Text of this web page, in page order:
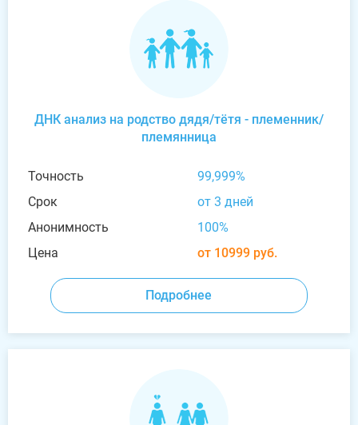
ДНК анализ на родство дядя/тётя - племенник/
племянница
Точность
99,999%
Срок
от 3 дней
Анонимность
100%
Цена
от 10999 руб.
Подробнее